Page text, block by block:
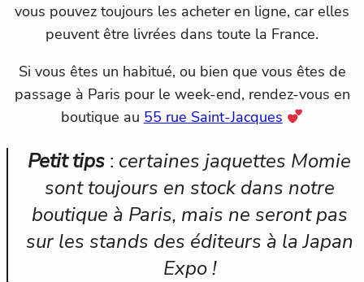
vous pouvez toujours les acheter en ligne, car elles
peuvent être livrées dans toute la France.
Si vous êtes un habitué, ou bien que vous êtes de
passage à Paris pour le week-end, rendez-vous en
boutique au 55 rue Saint-Jacques
Petit tips : certaines jaquettes Momie
sont toujours en stock dans notre
boutique à Paris, mais ne seront pas
sur les stands des éditeurs à la Japan
Expo !